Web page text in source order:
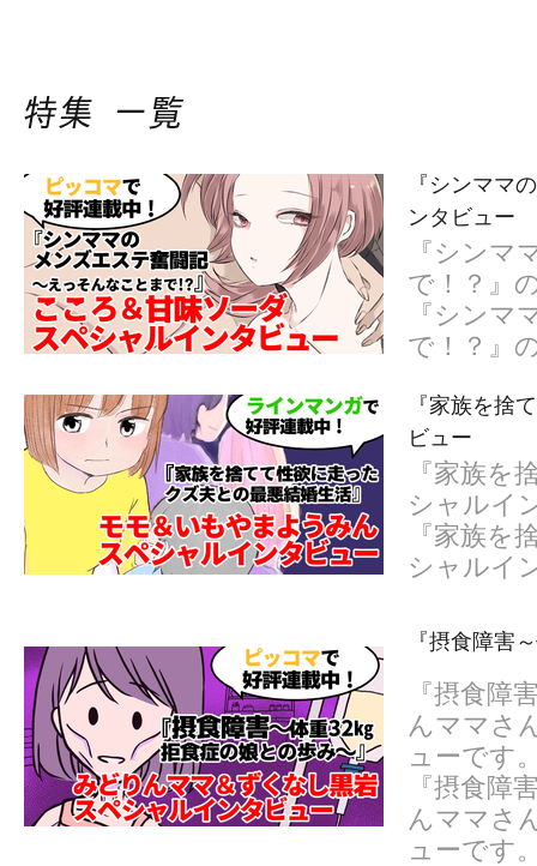
『シンママ
ンタビュー
『シンマ
で！？』
『シンマ
で！？』
『家族を捨
ビュー
『家族を
シャルイ
『家族を
シャルイ
『摂食障害
『摂食障
んママさ
ューです
『摂食障
んママさ
ューです